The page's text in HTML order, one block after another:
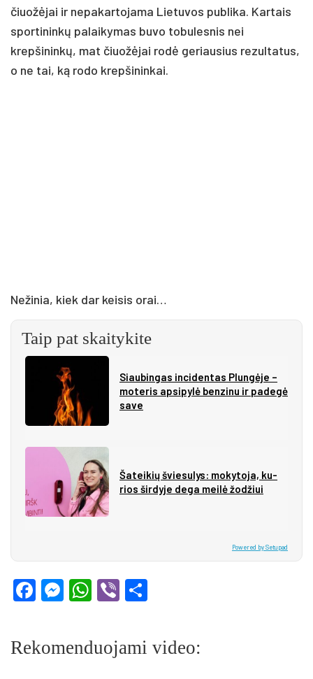
čiuožėjai ir nepakartojama Lietuvos publika. Kartais
sportininkų palaikymas buvo tobulesnis nei
krepšininkų, mat čiuožėjai rodė geriausius rezultatus,
o ne tai, ką rodo krepšininkai.
Nežinia, kiek dar keisis orai…
Taip pat skaitykite
Siau­bin­gas in­ci­den­tas Plun­gė­je –
mo­te­ris ap­si­py­lė ben­zi­nu ir pa­de­gė
sa­ve
Ša­tei­kių švie­su­lys: mo­ky­to­ja, ku­
rios šir­dy­je de­ga mei­lė žo­džiui
Powered by Setupad
Facebook
Messenger
WhatsApp
Viber
Rekomenduojami video: